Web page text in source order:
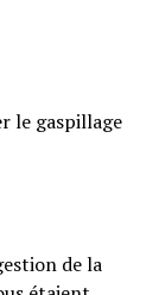
le gaspillage
de la